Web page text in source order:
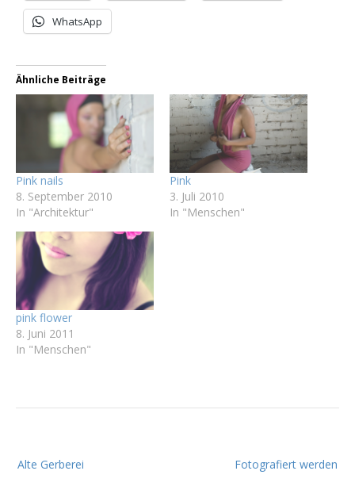
WhatsApp
Ähnliche Beiträge
Pink nails
8. September 2010
In "Architektur"
Pink
3. Juli 2010
In "Menschen"
pink flower
8. Juni 2011
In "Menschen"
e Fotografiert werden
Alte Gerberei